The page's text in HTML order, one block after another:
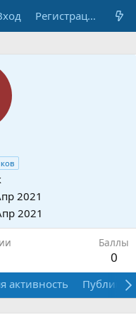
Регистрация
2021
2021
Баллы
0
активность